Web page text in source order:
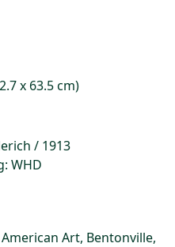
x 63.5 cm)
/ 1913
WHD
Art, Bentonville,